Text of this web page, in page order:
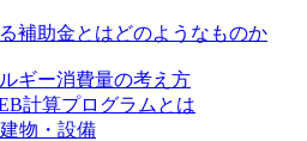
補助金とはどのようなものか
ギー消費量の考え方
計算プログラムとは
物・設備